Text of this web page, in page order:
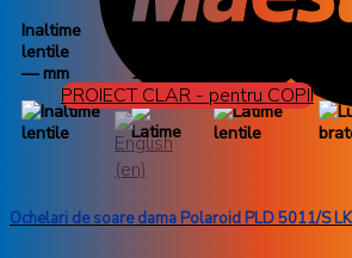
PROIECT CLAR - pentru COPII
Inaltime
lentile
— mm
Latime
131 mm
Latime
Ochelari de soare dama Polaroid PLD 5011/S